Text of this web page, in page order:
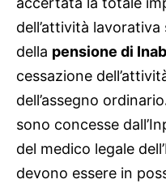
dell’attività
della pensione di
cessazione
dell’assegno ordinario
sono concesse
del medico legale
devono essere in